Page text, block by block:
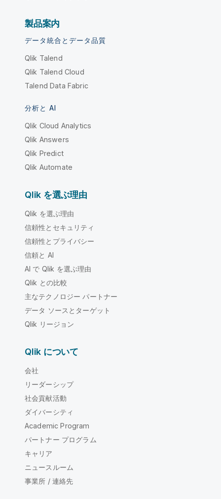
製品案内
データ統合とデータ品質
Qlik Talend
Qlik Talend Cloud
Talend Data Fabric
分析と AI
Qlik Cloud Analytics
Qlik Answers
Qlik Predict
Qlik Automate
Qlik を選ぶ理由
Qlik を選ぶ理由
信頼性とセキュリティ
信頼性とプライバシー
信頼と AI
AI で Qlik を選ぶ理由
Qlik との比較
主なテクノロジー パートナー
データ ソースとターゲット
Qlik リージョン
Qlik について
会社
リーダーシップ
社会貢献活動
ダイバーシティ
Academic Program
パートナー プログラム
キャリア
ニュースルーム
事業所 / 連絡先